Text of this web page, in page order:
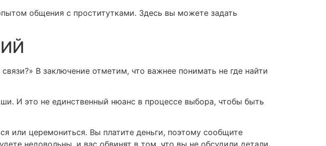
общения с проститутками. Здесь вы можете задать
В заключение отметим, что важнее понимать не где найти
И это не единственный нюанс в процессе выбора, чтобы быть
или церемониться. Вы платите деньги, поэтому сообщите